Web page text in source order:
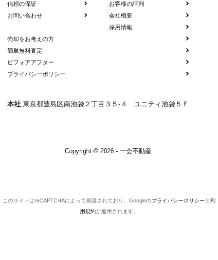
信頼の保証
お問い合わせ
お客様の評判
会社概要
採用情報
売却をお考えの方
簡単無料査定
ビフォアアフター
プライバシーポリシー
本社 東京都豊島区南池袋２丁目３５-４ ユニティ池袋５Ｆ
Copyright © 2026 - 一会不動産.
このサイトはreCAPTCHAによって保護されており、Googleのプライバシーポリシー と利
用規約が適用されます。